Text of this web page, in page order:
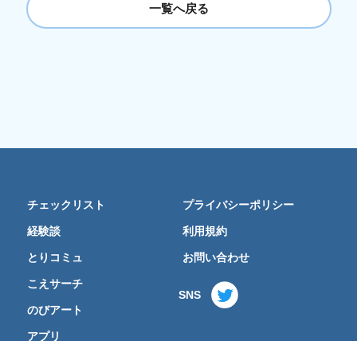
一覧へ戻る
チェックリスト
経験談
とりコミュ
こえサーチ
のびアート
アプリ
プライバシーポリシー
利用規約
お問い合わせ
SNS